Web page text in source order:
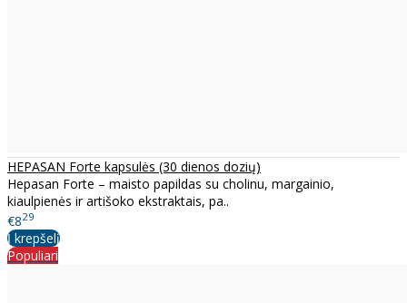
HEPASAN Forte kapsulės (30 dienos dozių)
Hepasan Forte – maisto papildas su cholinu, margainio,
kiaulpienės ir artišoko ekstraktais, pa..
€829
Į krepšelį
Populiari